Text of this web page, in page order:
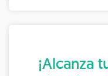
¡Alcanza